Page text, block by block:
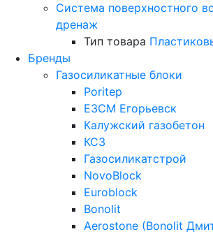
Система поверхностного
дренаж
Тип товара
Бренды
Газосиликатные блоки
Poritep
ЕЗСМ Егорьевск
Калужский газобетон
КСЗ
Газосиликатстрой
NovoBlock
Euroblock
Bonolit
Aerostone (Bonolit